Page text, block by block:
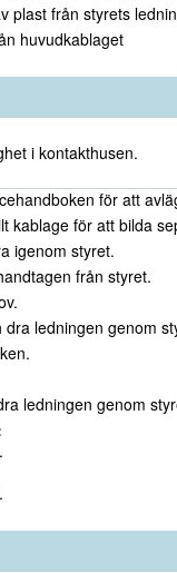
plast från styrets
huvudkablaget
i kontakthusen.
för att
kablage för att bilda
igenom styret.
från styret.
ledningen genom
ledningen genom